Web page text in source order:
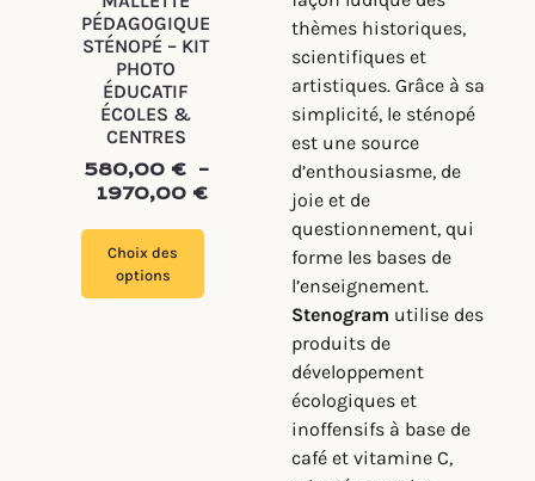
PÉDAGOGIQUE
STÉNOPÉ – KIT
PHOTO
ÉDUCATIF
ÉCOLES &
CENTRES
580,00 €
–
1970,00 €
Choix des
options
thèmes historiques,
scientifiques et
artistiques. Grâce à sa
simplicité, le sténopé
est une source
d’enthousiasme, de
joie et de
questionnement, qui
forme les bases de
l’enseignement.
Stenogram utilise des
produits de
développement
écologiques et
inoffensifs à base de
café et vitamine C,